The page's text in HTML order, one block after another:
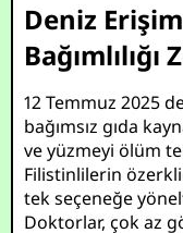
Deniz Erişim
12 Temmuz 2025
bağımsız gıda
ve yüzmeyi ölüm
Filistinlilerin
tek seçeneğe
Doktorlar, çok az